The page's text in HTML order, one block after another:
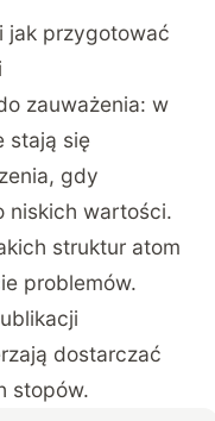
jak przygotować
zauważenia: w
stają się
gdy
niskich wartości.
struktur atom
problemów.
dostarczać
stopów.